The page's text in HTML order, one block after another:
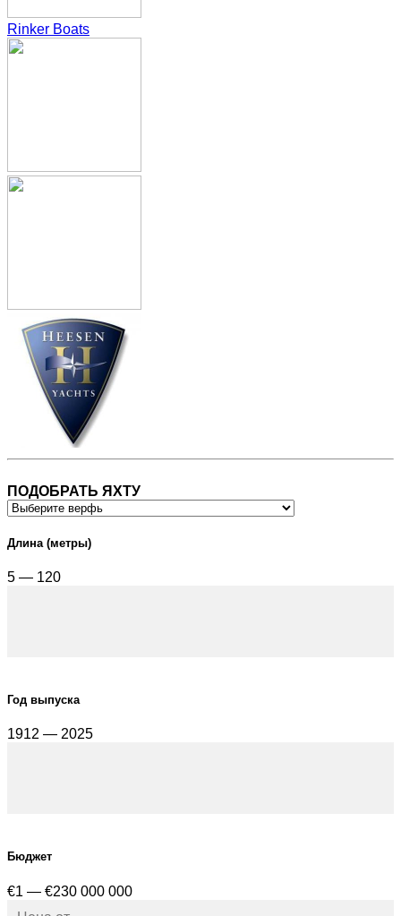
Rinker Boats
ПОДОБРАТЬ ЯХТУ
Длина (метры)
5 — 120
Год выпуска
1912 — 2025
Бюджет
€1 — €230 000 000